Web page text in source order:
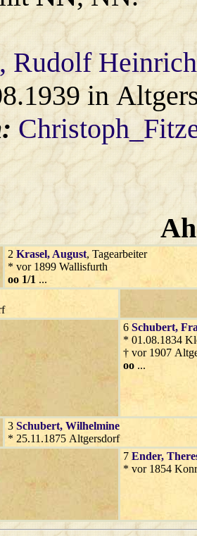
, Rudolf Heinrich
in
2 Krasel, August, Tagearbeiter
* vor 1899 Wallisfurth
oo 1/1 ...
6 Schubert,
* 01.08.1834
† vor 1907
oo ...
3 Schubert, Wilhelmine
* 25.11.1875 Altgersdorf
7 Ender,
* vor 1854